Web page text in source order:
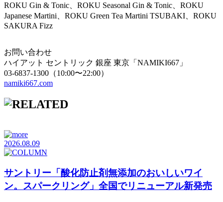
ROKU Gin & Tonic、ROKU Seasonal Gin & Tonic、ROKU
Japanese Martini、ROKU Green Tea Martini TSUBAKI、ROKU
SAKURA Fizz
お問い合わせ
ハイアット セントリック 銀座 東京「NAMIKI667」
03-6837-1300（10:00〜22:00）
namiki667.com
2026.08.09
サントリー「酸化防止剤無添加のおいしいワイ
ン。スパークリング」全国でリニューアル新発売